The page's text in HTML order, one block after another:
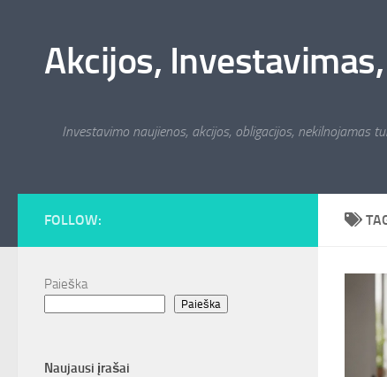
Akcijos,
Investavimo naujienos, akcijos, obligacijos, nekilnojamas
FOLLOW:
Paieška
Paieška
Naujausi įrašai